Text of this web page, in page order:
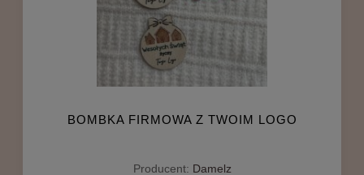
BOMBKA FIRMOWA Z TWOIM LOGO
Producent: Damelz